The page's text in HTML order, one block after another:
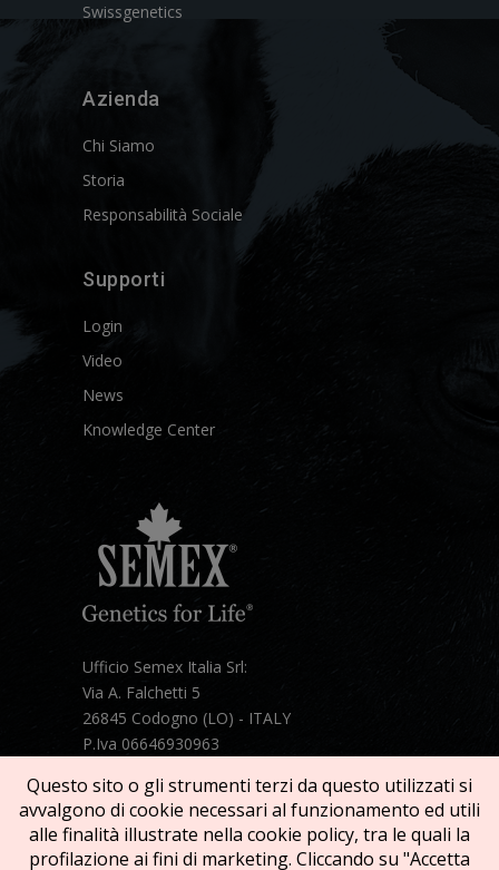
Swissgenetics
Azienda
Chi Siamo
Storia
Responsabilità Sociale
Supporti
Login
Video
News
Knowledge Center
Ufficio Semex Italia Srl:
Via A. Falchetti 5
26845 Codogno (LO) - ITALY
P.Iva 06646930963
Mail: semex@semexitalia.it
Guarda la mappa
Questo sito o gli strumenti terzi da questo utilizzati si
avvalgono di cookie necessari al funzionamento ed utili
alle finalità illustrate nella cookie policy, tra le quali la
profilazione ai fini di marketing. Cliccando su "Accetta